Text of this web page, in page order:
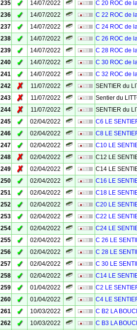
235
✓ 14/07/2022
C 20 ROC de
236
✓ 14/07/2022
C 22 ROC de
237
✓ 14/07/2022
C 24 ROC de
238
✓ 14/07/2022
C 26 ROC de
239
✓ 14/07/2022
C 28 ROC de
240
✓ 14/07/2022
C 30 ROC de
241
✓ 14/07/2022
C 32 ROC de
242
✗ 11/07/2022
SENTIER du
243
✗ 11/07/2022
Sentier du
244
✗ 11/07/2022
SENTIER du
245
✓ 02/04/2022
C6 LE
246
✓ 02/04/2022
C8 LE
247
✓ 02/04/2022
C10 LE
248
✗ 02/04/2022
C12 LE
249
✗ 02/04/2022
C14 LE
250
✓ 02/04/2022
C16 LE
251
✓ 02/04/2022
C18 LE
252
✓ 02/04/2022
C20 LE
253
✓ 02/04/2022
C22 LE
254
✓ 02/04/2022
C24 LE
255
✓ 02/04/2022
C 26 LE
256
✓ 02/04/2022
C 28 LE
257
✓ 02/04/2022
C 30 LE
258
✓ 02/04/2022
C14 LE
259
✓ 01/04/2022
C2 LE
260
✓ 01/04/2022
C4 LE
261
✓ 10/03/2022
C B2 LA
262
✓ 10/03/2022
C B3 LA